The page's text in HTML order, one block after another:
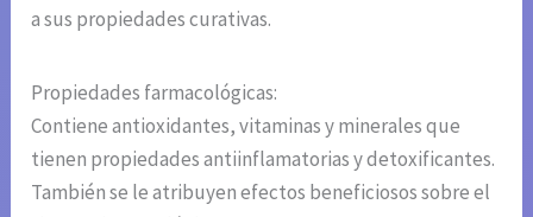
a sus propiedades curativas.
Propiedades farmacológicas:
Contiene antioxidantes, vitaminas y minerales que
tienen propiedades antiinflamatorias y detoxificantes.
También se le atribuyen efectos beneficiosos sobre el